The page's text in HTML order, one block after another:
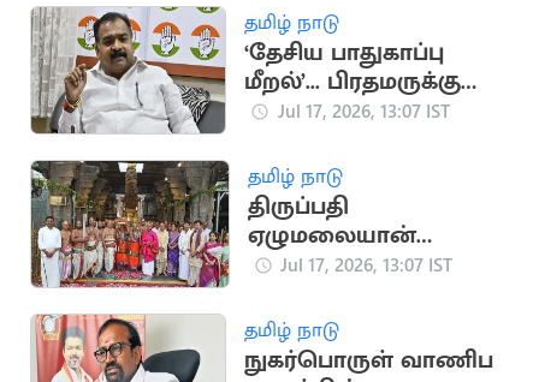
தமிழ் நாடு
‘தேசிய பாதுகாப்பு
மீறல்’... பிரதமருக்கு
மாணிக்கம் தாகூர்
Jul 17, 2026, 13:07 IST
தமிழ் நாடு
திருப்பதி
ஏழுமலையான்
கோவிலில்
நடைபெற்ற ஆனிவார
ஆஸ்தான விழா
Jul 17, 2026, 13:07 IST
தமிழ் நாடு
நுகர்பொருள் வாணிப